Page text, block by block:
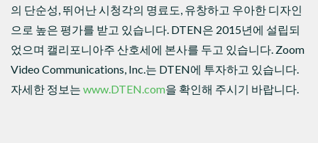
의 단순성, 뛰어난 시청각의 명료도, 유창하고 우아한 디자인
으로 높은 평가를 받고 있습니다. DTEN은 2015년에 설립되
었으며 캘리포니아주 산호세에 본사를 두고 있습니다. Zoom
Video Communications, Inc.는 DTEN에 투자하고 있습니다.
자세한 정보는 www.DTEN.com을 확인해 주시기 바랍니다.